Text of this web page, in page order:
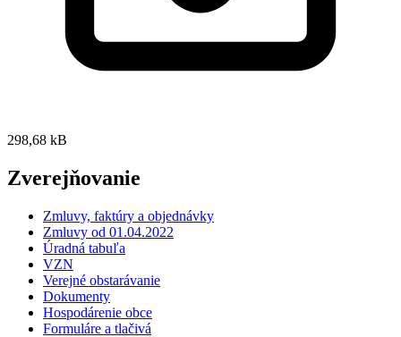
298,68 kB
Zverejňovanie
Zmluvy, faktúry a objednávky
Zmluvy od 01.04.2022
Úradná tabuľa
VZN
Verejné obstarávanie
Dokumenty
Hospodárenie obce
Formuláre a tlačivá